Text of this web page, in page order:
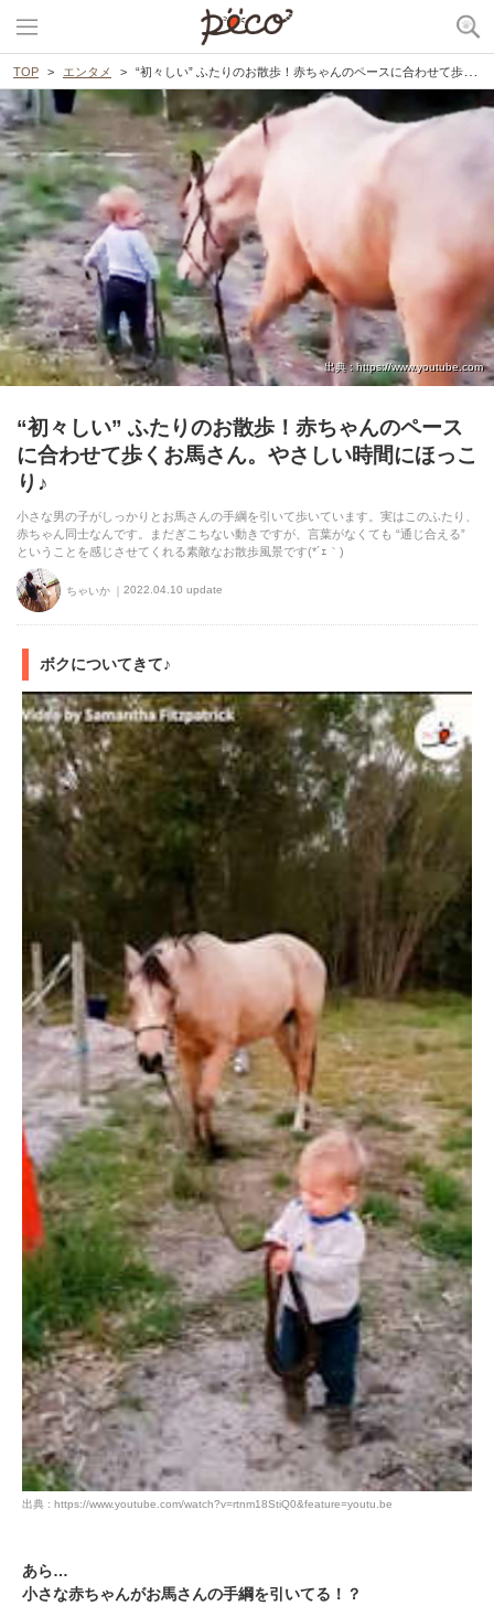
TOP エンタメ “初々しい” ふたりのお散歩！赤ちゃんのペースに合わせて歩くお馬さん。やさしい時間にほっこり♪
出典 : https://www.youtube.com
“初々しい” ふたりのお散歩！赤ちゃんのペース
に合わせて歩くお馬さん。やさしい時間にほっこ
り♪
小さな男の子がしっかりとお馬さんの手綱を引いて歩いています。実はこのふたり、
赤ちゃん同士なんです。まだぎこちない動きですが、言葉がなくても “通じ合える”
ということを感じさせてくれる素敵なお散歩風景です(*´ｪ｀)
ちゃいか 2022.04.10 update
ボクについてきて♪
出典 : https://www.youtube.com/watch?v=rtnm18StiQ0&feature=youtu.be
あら…
小さな赤ちゃんがお馬さんの手綱を引いてる！？